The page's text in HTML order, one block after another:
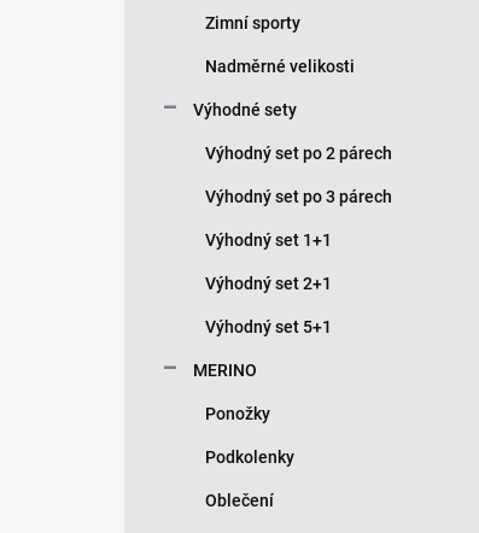
Zimní sporty
Nadměrné velikosti
Výhodné sety
Výhodný set po 2 párech
Výhodný set po 3 párech
Výhodný set 1+1
Výhodný set 2+1
Výhodný set 5+1
MERINO
Ponožky
Podkolenky
Oblečení